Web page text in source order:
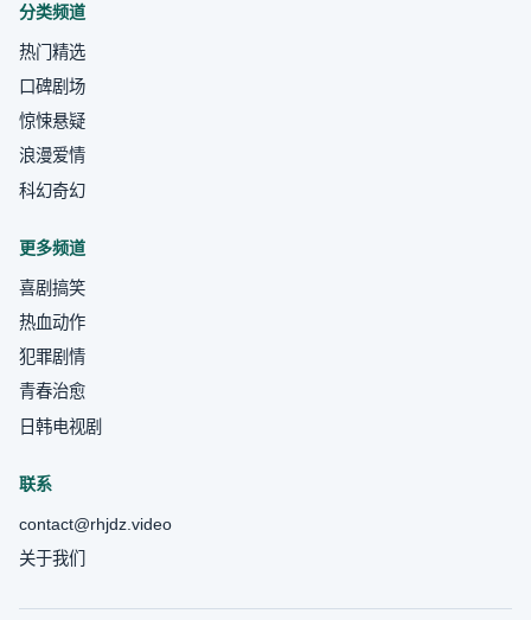
分类频道
热门精选
口碑剧场
惊悚悬疑
浪漫爱情
科幻奇幻
更多频道
喜剧搞笑
热血动作
犯罪剧情
青春治愈
日韩电视剧
联系
contact@rhjdz.video
关于我们